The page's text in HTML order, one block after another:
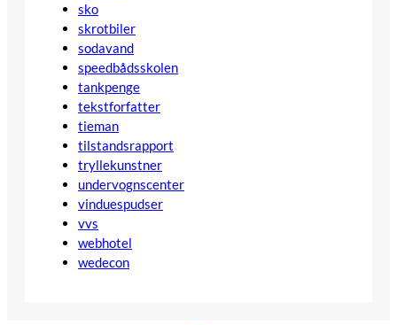
sko
skrotbiler
sodavand
speedbådsskolen
tankpenge
tekstforfatter
tieman
tilstandsrapport
tryllekunstner
undervognscenter
vinduespudser
vvs
webhotel
wedecon